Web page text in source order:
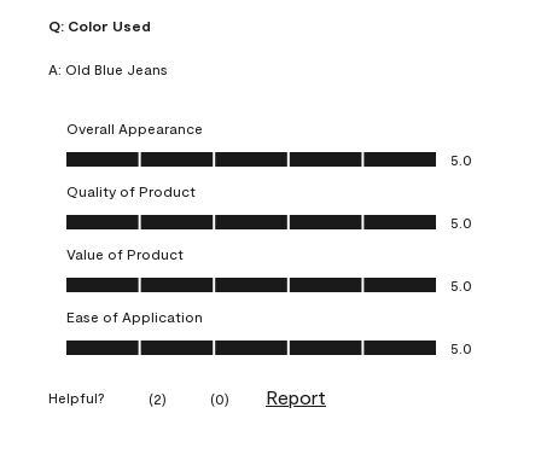
Q: Color Used
A: Old Blue Jeans
Overall Appearance
Overall Appearance, 5.0 out of 5
5.0
Quality of Product
Quality of Product, 5.0 out of 5
5.0
Value of Product
Value of Product, 5.0 out of 5
5.0
Ease of Application
Ease of Application, 5.0 out of 5
5.0
Helpful? (2) (0) Report